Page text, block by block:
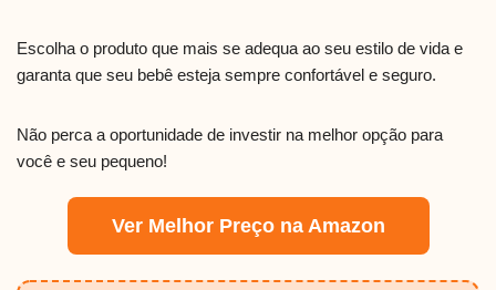
Escolha o produto que mais se adequa ao seu estilo de vida e
garanta que seu bebê esteja sempre confortável e seguro.
Não perca a oportunidade de investir na melhor opção para
você e seu pequeno!
Ver Melhor Preço na Amazon